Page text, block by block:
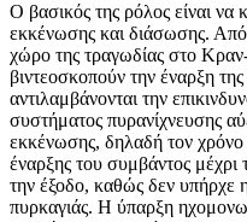
Ο βασικός της ρόλος είναι να
εκκένωσης και διάσωσης.
χώρο της τραγωδίας στο
βιντεοσκοπούν την έναρξη
αντιλαμβάνονται την
συστήματος πυρανίχνευσης
εκκένωσης, δηλαδή τον χρόνο
έναρξης του συμβάντος
την έξοδο, καθώς δεν υπήρχε
πυρκαγιάς. Η ύπαρξη